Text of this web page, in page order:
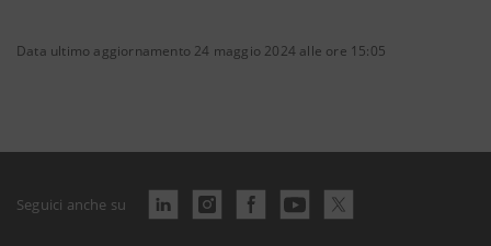
Data ultimo aggiornamento 24 maggio 2024 alle ore 15:05
Seguici anche su